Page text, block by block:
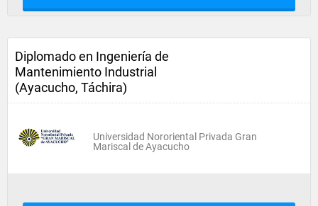
Diplomado en Ingeniería de
Mantenimiento Industrial
(Ayacucho, Táchira)
Universidad Nororiental Privada Gran
Mariscal de Ayacucho